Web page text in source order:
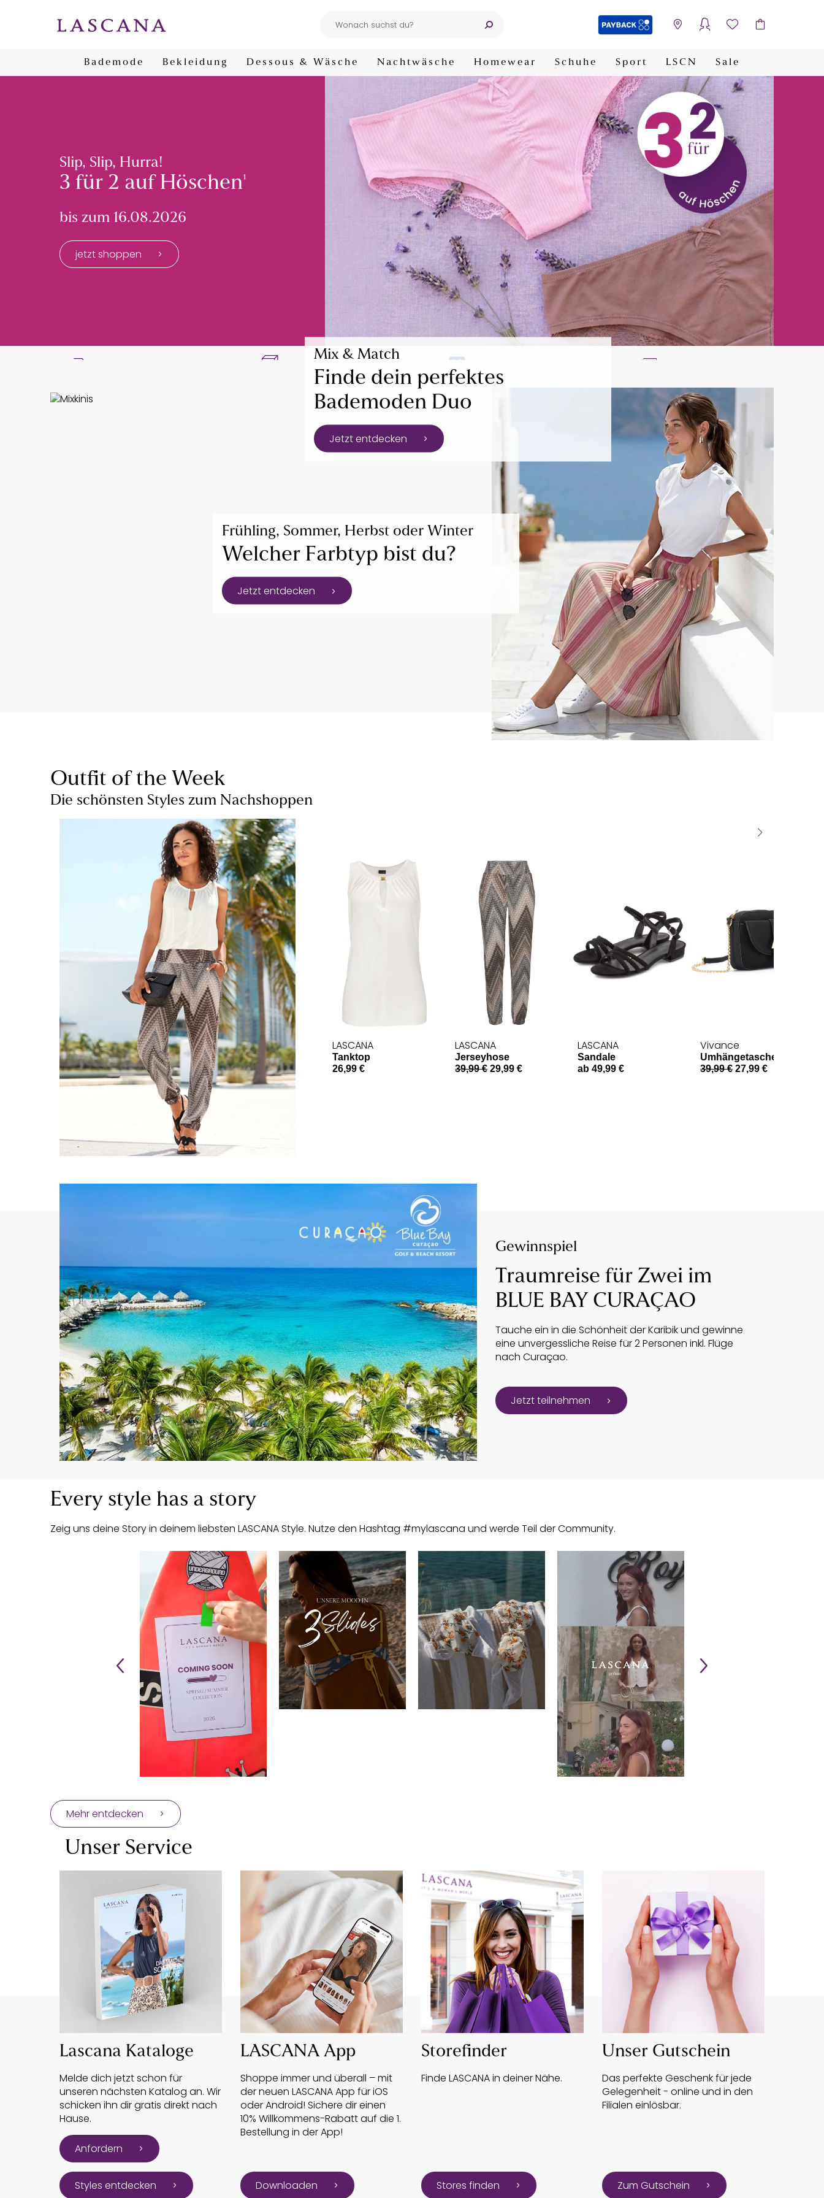
PAYBACK
Bademode Bekleidung Dessous & Wäsche Nachtwäsche Homewear Schuhe Sport LSCN Sale
Slip, Slip, Hurra!
3 für 2 auf Höschen¹
bis zum 16.08.2026
jetzt shoppen
Mix & Match
Finde dein perfektes
Bademoden Duo
Jetzt entdecken
Frühling, Sommer, Herbst oder Winter
Welcher Farbtyp bist du?
Jetzt entdecken
Outfit of the Week
Die schönsten Styles zum Nachshoppen
LASCANA
Tanktop
26,99 €
LASCANA
Jerseyhose
39,99 € 29,99 €
LASCANA
Sandale
ab 49,99 €
Vivance
Umhängetasche
39,99 € 27,99 €
Gewinnspiel
Traumreise für Zwei im
BLUE BAY CURAÇAO
Tauche ein in die Schönheit der Karibik und gewinne
eine unvergessliche Reise für 2 Personen inkl. Flüge
nach Curaçao.
Jetzt teilnehmen
Every style has a story
Zeig uns deine Story in deinem liebsten LASCANA Style. Nutze den Hashtag #mylascana und werde Teil der Community.
Mehr entdecken
Unser Service
Lascana Kataloge
Melde dich jetzt schon für
unseren nächsten Katalog an. Wir
schicken ihn dir gratis direkt nach
Hause.
Anfordern
Styles entdecken
LASCANA App
Shoppe immer und überall – mit
der neuen LASCANA App für iOS
oder Android! Sichere dir einen
10% Willkommens-Rabatt auf die 1.
Bestellung in der App!
Downloaden
Storefinder
Finde LASCANA in deiner Nähe.
Stores finden
Unser Gutschein
Das perfekte Geschenk für jede
Gelegenheit - online und in den
Filialen einlösbar.
Zum Gutschein